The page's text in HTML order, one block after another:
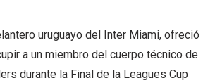
uruguayo del Inter Miami, ofreció
a un miembro del cuerpo técnico de
durante la Final de la Leagues Cup